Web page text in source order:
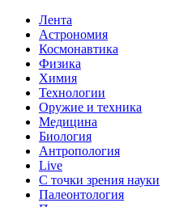
Лента
Астрономия
Космонавтика
Физика
Химия
Технологии
Оружие и техника
Медицина
Биология
Антропология
Live
С точки зрения науки
Палеонтология